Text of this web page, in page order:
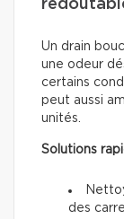
Un drain
une odeur
certains
peut aussi
unités.
Solutions
des